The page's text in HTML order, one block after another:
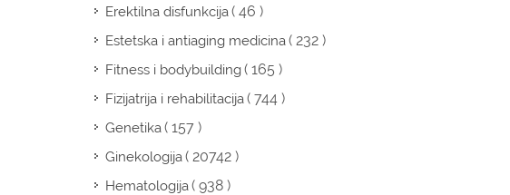
Erektilna disfunkcija( 46 )
Estetska i antiaging medicina( 232 )
Fitness i bodybuilding( 165 )
Fizijatrija i rehabilitacija( 744 )
Genetika( 157 )
Ginekologija( 20742 )
Hematologija( 938 )